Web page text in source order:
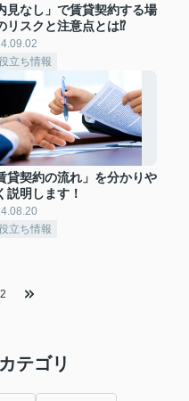
見なし」で賃貸契約する場
リスクと注意点とは⁉
立ち情報
貸契約の流れ」を分かりや
説明します！
立ち情報
2
テゴリ